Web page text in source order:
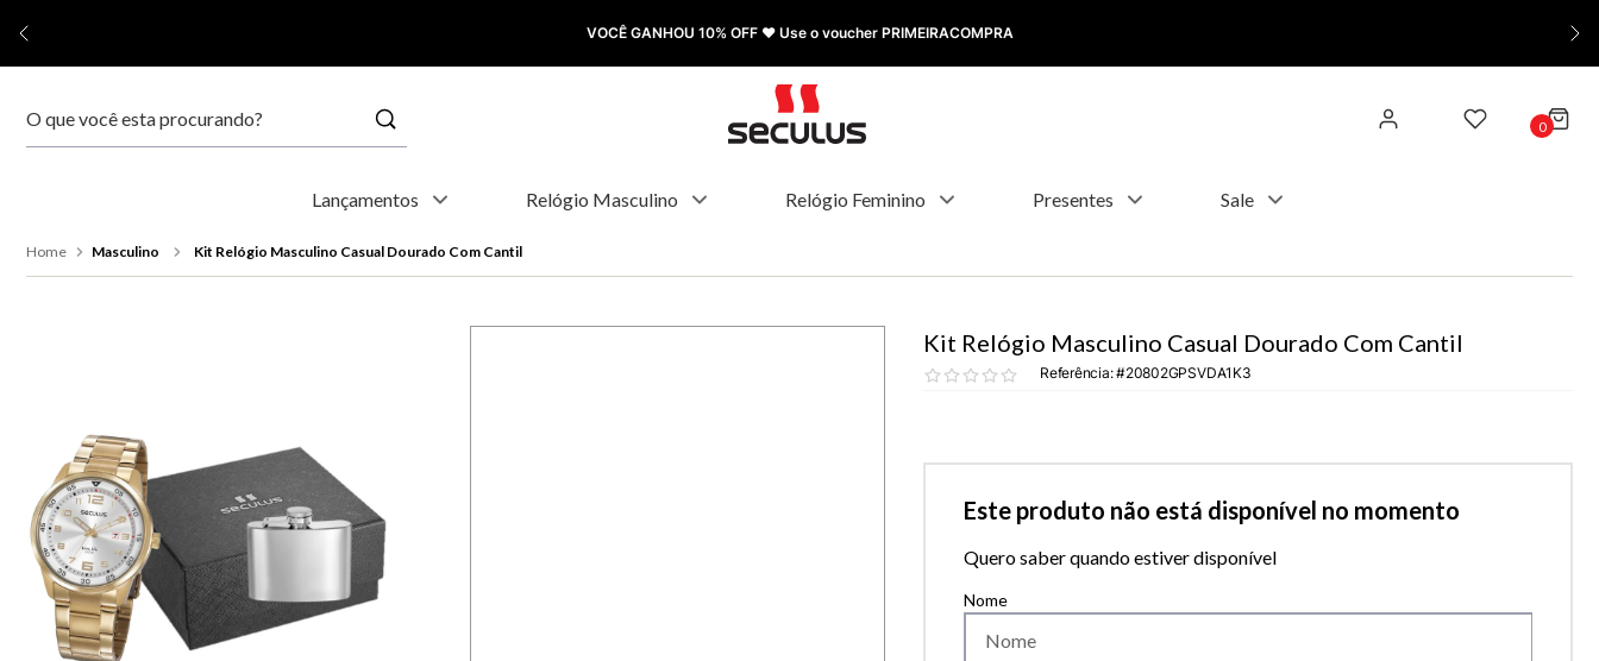
FRETE GRÁTIS à partir de R$ 499,00
0
Lançamentos Relógio Masculino Relógio Feminino Presentes Sale
Masculino Kit Relógio Masculino Casual Dourado Com Cantil
Kit Relógio Masculino Casual Dourado Com Cantil
Referência: 20802GPSVDA1K3
Este produto não está disponível no momento
Quero saber quando estiver disponível
1 º relógio feminino
4º kyoto
5º automático
6º dourado
7º relógio feminino rose